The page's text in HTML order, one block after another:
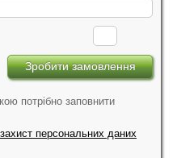
потрібно заповнити
персональних даних